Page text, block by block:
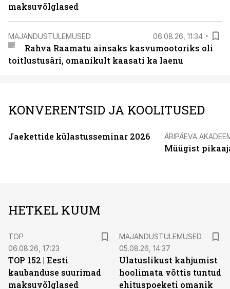
maksuvõlglased
MAJANDUSTULEMUSED 06.08.26, 11:34
Rahva Raamatu ainsaks kasvumootoriks oli
toitlustusäri, omanikult kaasati ka laenu
KONVERENTSID JA KOOLITUSED
Jaekettide külastusseminar 2026 ÄRIPÄEVA
Müügist
HETKEL KUUM
TOP
06.08.26, 17:23
TOP 152 | Eesti
kaubanduse suurimad
maksuvõlglased
MAJANDUSTULEMUSED
05.08.26, 14:37
Ulatuslikust kahjumist
hoolimata võttis tuntud
ehituspoeketi omanik